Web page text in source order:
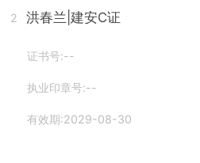
2 洪春兰 |建安C证
证书号:--
执业印章号:--
有效期:2029-08-30